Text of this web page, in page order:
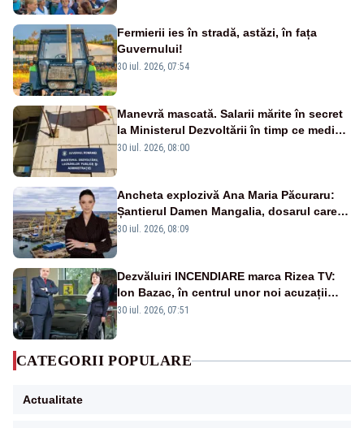
Fermierii ies în stradă, astăzi, în fața
Guvernului!
30 iul. 2026, 07:54
Manevră mascată. Salarii mărite în secret
la Ministerul Dezvoltării în timp ce medicii
ies în stradă
30 iul. 2026, 08:00
Ancheta explozivă Ana Maria Păcuraru:
Șantierul Damen Mangalia, dosarul care
scufundă apărarea României
30 iul. 2026, 08:09
Dezvăluiri INCENDIARE marca Rizea TV:
Ion Bazac, în centrul unor noi acuzații
publice
30 iul. 2026, 07:51
CATEGORII POPULARE
Actualitate